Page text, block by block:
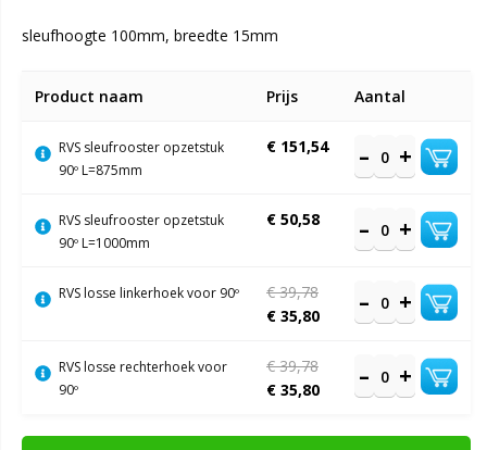
sleufhoogte 100mm, breedte 15mm
productitems
Product naam Prijs Aantal
RVS sleufrooster opzetstuk
90º L=875mm
€ 151,54
RVS sleufrooster opzetstuk
90º L=1000mm
€ 50,58
RVS losse linkerhoek voor 90º
€ 35,80
€ 39,78
RVS losse rechterhoek voor
90º
€ 35,80
€ 39,78